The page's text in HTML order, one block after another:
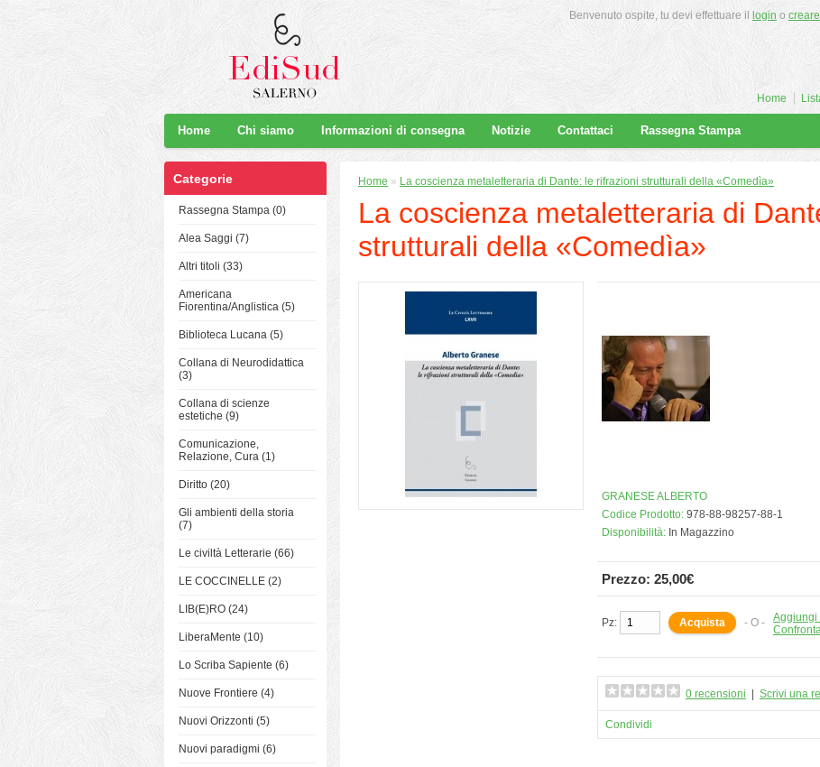
Benvenuto ospite, tu devi effettuare il login o
Home
Home Chi siamo Informazioni di consegna Notizie Contattaci Rassegna Stampa
Categorie
Rassegna Stampa (0)
Alea Saggi (7)
Altri titoli (33)
Americana
Fiorentina/Anglistica (5)
Biblioteca Lucana (5)
Collana di Neurodidattica
(3)
Collana di scienze
estetiche (9)
Comunicazione,
Relazione, Cura (1)
Diritto (20)
Gli ambienti della storia
(7)
Le civiltà Letterarie (66)
LE COCCINELLE (2)
LIB(E)RO (24)
LiberaMente (10)
Lo Scriba Sapiente (6)
Nuove Frontiere (4)
Nuovi Orizzonti (5)
Nuovi paradigmi (6)
Home » La coscienza metaletteraria di Dante: le rifrazioni strutturali della «Comedìa»
La coscienza metaletteraria di
strutturali della «Comedìa»
GRANESE ALBERTO
Codice Prodotto: 978-88-98257-88-1
Disponibilità: In Magazzino
Prezzo: 25,00€
Pz: - O -
Aggiungi
0 recensioni Scrivi una
Condividi